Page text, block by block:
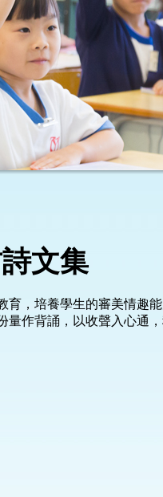
文集
育，培養學生的審美情趣
量作背誦，以收聲入心通